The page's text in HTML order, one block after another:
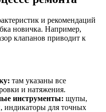
и рекомендаций
новичка. Например,
клапанов приводит к
там указаны все
и натяжения.
инструменты: щупы,
индикаторы для точных